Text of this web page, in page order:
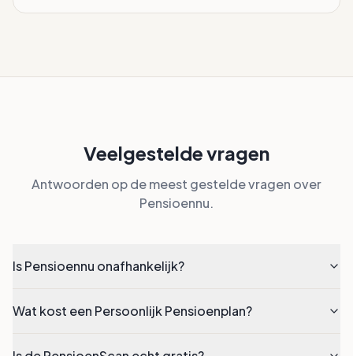
Veelgestelde vragen
Antwoorden op de meest gestelde vragen over
Pensioennu.
Is Pensioennu onafhankelijk?
Wat kost een Persoonlijk Pensioenplan?